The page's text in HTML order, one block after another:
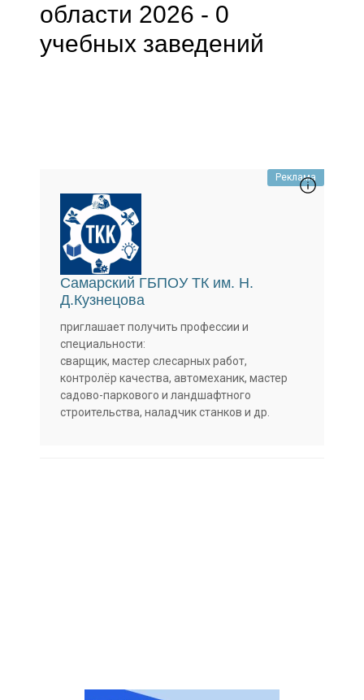
области 2026 - 0
учебных заведений
Реклама
Самарский ГБПОУ ТК им. Н.
Д.Кузнецова
приглашает получить профессии и
специальности:
сварщик, мастер слесарных работ,
контролёр качества, автомеханик, мастер
садово-паркового и ландшафтного
строительства, наладчик станков и др.